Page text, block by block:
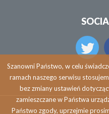
Szanowni Państwo, w celu
ramach naszego serwisu
bez zmiany ustawień
zamieszczane w Państwa
Państwo zgody, uprzejmie